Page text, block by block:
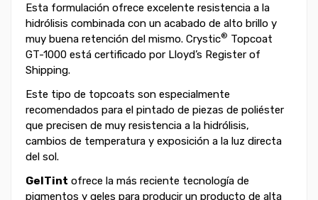
Esta formulación ofrece excelente resistencia a la
hidrólisis combinada con un acabado de alto brillo y
muy buena retención del mismo. Crystic® Topcoat
GT-1000 está certificado por Lloyd’s Register of
Shipping.
Este tipo de topcoats son especialmente
recomendados para el pintado de piezas de poliéster
que precisen de muy resistencia a la hidrólisis,
cambios de temperatura y exposición a la luz directa
del sol.
GelTint ofrece la más reciente tecnología de
pigmentos y geles para producir un producto de alta